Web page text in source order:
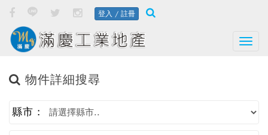
登入 / 註冊
物件詳細搜尋
縣市 :